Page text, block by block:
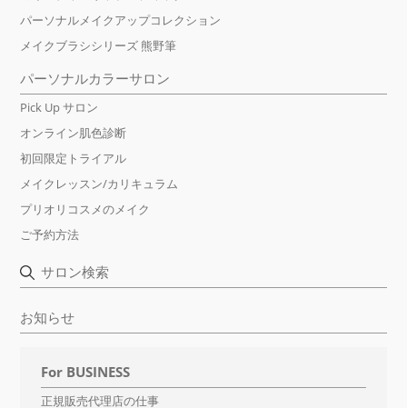
パーソナルメイクアップコレクション
メイクブラシシリーズ 熊野筆
パーソナルカラーサロン
Pick Up サロン
オンライン肌色診断
初回限定トライアル
メイクレッスン/カリキュラム
プリオリコスメのメイク
ご予約方法
サロン検索
お知らせ
For BUSINESS
正規販売代理店の仕事